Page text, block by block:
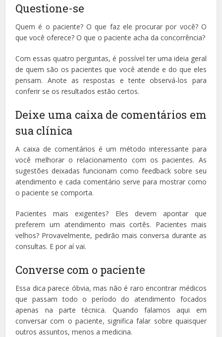
Questione-se
Quem é o paciente? O que faz ele procurar por você? O
que você oferece? O que o paciente acha da concorrência?
Com essas quatro perguntas, é possível ter uma ideia geral
de quem são os pacientes que você atende e do que eles
pensam. Anote as respostas e tente observá-los para
conferir se os resultados estão certos.
Deixe uma caixa de comentários em
sua clínica
A caixa de comentários é um método interessante para
você melhorar o relacionamento com os pacientes. As
sugestões deixadas funcionam como feedback sobre seu
atendimento e cada comentário serve para mostrar como
o paciente se comporta.
Pacientes mais exigentes? Eles devem apontar que
preferem um atendimento mais cortês. Pacientes mais
velhos? Provavelmente, pedirão mais conversa durante as
consultas. E por aí vai.
Converse com o paciente
Essa dica parece óbvia, mas não é raro encontrar médicos
que passam todo o período do atendimento focados
apenas na parte técnica. Quando falamos aqui em
conversar com o paciente, significa falar sobre quaisquer
outros assuntos, menos a medicina.